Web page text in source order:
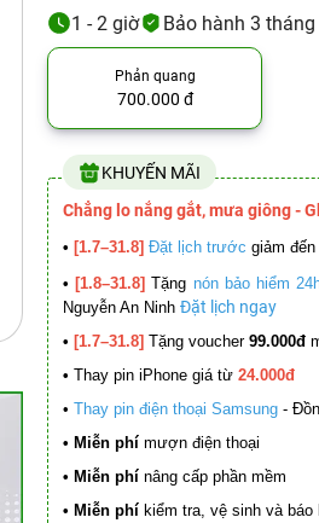
1 - 2 giờ Bảo hành 3 tháng
Phản quang
700.000 đ
KHUYẾN MÃI
Chẳng lo nắng gắt, mưa giông -
• [1.7–31.8] Đặt lịch trước giảm đến
• [1.8–31.8] Tặng nón bảo hiểm
Nguyễn An Ninh Đặt lịch ngay
• [1.7–31.8] Tặng voucher 99.000đ
• Thay pin iPhone giá từ 24.000đ
• Thay pin điện thoại Samsung -
• Miễn phí mượn điện thoại
• Miễn phí nâng cấp phần mềm
• Miễn phí kiểm tra, vệ sinh và báo